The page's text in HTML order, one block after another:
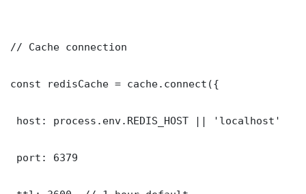
// Cache connection
const redisCache = cache.connect({
host: process.env.REDIS_HOST || 'localhost'
port: 6379